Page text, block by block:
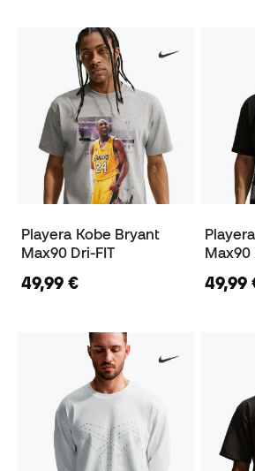
Playera Kobe Bryant
Max90 Dri-FIT
49,99 €
Max90
49,99